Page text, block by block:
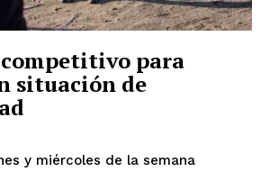
para
situación de
y miércoles de la semana